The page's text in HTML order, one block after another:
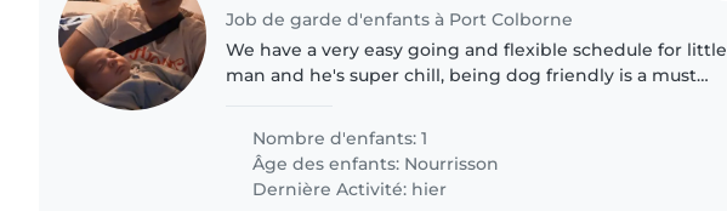
Job de garde d'enfants à Port Colborne
We have a very easy going and flexible schedule for little
man and he's super chill, being dog friendly is a must
looking for,..
Nombre d'enfants: 1
Âge des enfants: Nourrisson
Dernière Activité: hier